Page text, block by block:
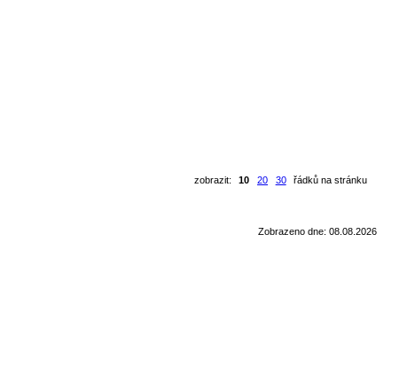
zobrazit: 10 20 30
řádků na stránku
Zobrazeno dne: 08.08.2026